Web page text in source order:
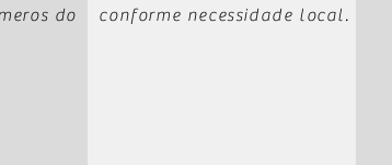
do
conforme necessidade local.